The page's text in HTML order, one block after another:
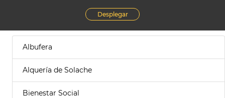
Desplegar
Albufera
Alquería de Solache
Bienestar Social